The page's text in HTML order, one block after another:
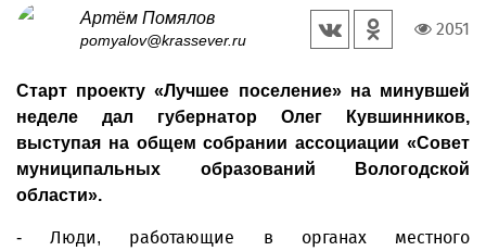
Артём Помялов
pomyalov@krassever.ru
2051
Старт проекту «Лучшее поселение» на минувшей
неделе дал губернатор Олег Кувшинников,
выступая на общем собрании ассоциации «Совет
муниципальных образований Вологодской
области».
- Люди, работающие в органах местного